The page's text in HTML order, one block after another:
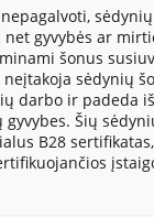
gyvybės ar
šonus
sėdynių
darbo ir padeda
Šių
B28